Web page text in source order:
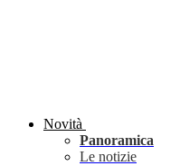
Novità
Panoramica
Le notizie